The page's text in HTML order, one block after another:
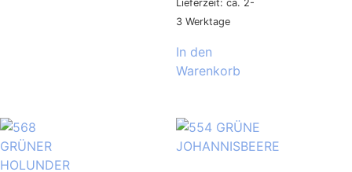
Lieferzeit: ca. 2-
3 Werktage
In den
Warenkorb